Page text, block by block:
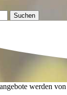
Suchen
werden